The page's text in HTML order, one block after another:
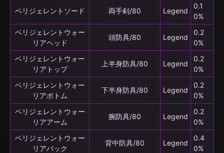
ベリジェレントソード 両手剣/80 Legend
0.1
0%
ベリジェレントウォー
リアヘッド
頭防具/80 Legend
0.2
0%
ベリジェレントウォー
リアトップ
上半身防具/80 Legend
0.2
0%
ベリジェレントウォー
リアボトム
下半身防具/80 Legend
0.2
0%
ベリジェレントウォー
リアアーム
腕防具/80 Legend
0.2
0%
ベリジェレントウォー
リアバック
背中防具/80 Legend
0.4
0%